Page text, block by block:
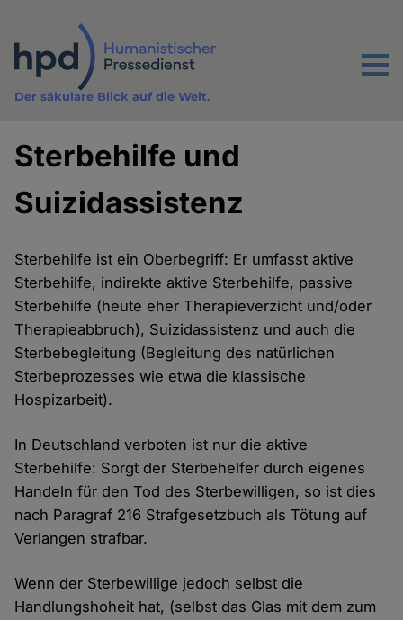
Inhalt
Menu
Der säkulare Blick auf die Welt.
Sterbehilfe und
Suizidassistenz
Sterbehilfe ist ein Oberbegriff: Er umfasst aktive
Sterbehilfe, indirekte aktive Sterbehilfe, passive
Sterbehilfe (heute eher Therapieverzicht und/oder
Therapieabbruch), Suizidassistenz und auch die
Sterbebegleitung (Begleitung des natürlichen
Sterbeprozesses wie etwa die klassische
Hospizarbeit).
In Deutschland verboten ist nur die aktive
Sterbehilfe: Sorgt der Sterbehelfer durch eigenes
Handeln für den Tod des Sterbewilligen, so ist dies
nach Paragraf 216 Strafgesetzbuch als Tötung auf
Verlangen strafbar.
Wenn der Sterbewillige jedoch selbst die
Handlungshoheit hat, (selbst das Glas mit dem zum